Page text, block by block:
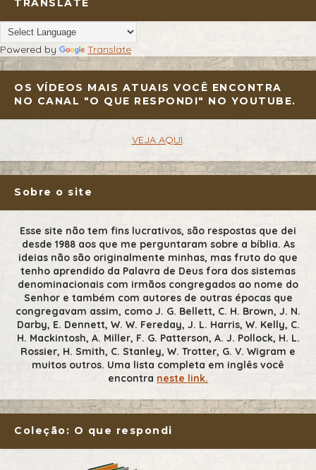
TRANSLATE
Powered by Translate
OS VÍDEOS MAIS ATUAIS VOCÊ ENCONTRA
NO CANAL "O QUE RESPONDI" NO YOUTUBE.
VEJA AQUI.
Sobre o site
Esse site não tem fins lucrativos, são respostas que dei
desde 1988 aos que me perguntaram sobre a bíblia. As
ideias não são originalmente minhas, mas fruto do que
tenho aprendido da Palavra de Deus fora dos sistemas
denominacionais com irmãos congregados ao nome do
Senhor e também com autores de outras épocas que
congregavam assim, como J. G. Bellett, C. H. Brown, J. N.
Darby, E. Dennett, W. W. Fereday, J. L. Harris, W. Kelly, C.
H. Mackintosh, A. Miller, F. G. Patterson, A. J. Pollock, H. L.
Rossier, H. Smith, C. Stanley, W. Trotter, G. V. Wigram e
muitos outros. Uma lista completa em inglês você
encontra neste link.
Coleção: O que respondi